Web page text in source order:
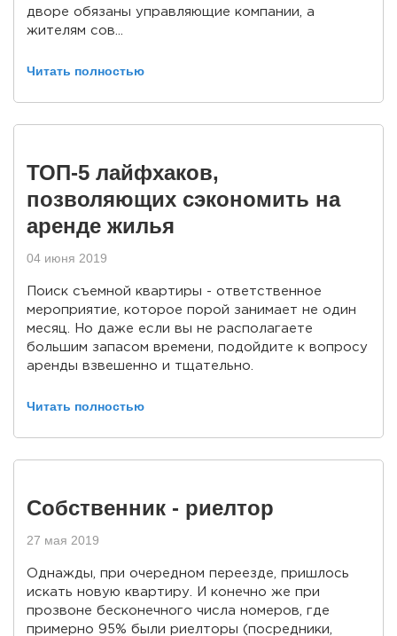
дворе обязаны управляющие компании, а
жителям сов...
Читать полностью
ТОП-5 лайфхаков,
позволяющих сэкономить на
аренде жилья
04 июня 2019
Поиск съемной квартиры - ответственное
мероприятие, которое порой занимает не один
месяц. Но даже если вы не располагаете
большим запасом времени, подойдите к вопросу
аренды взвешенно и тщательно.
Читать полностью
Собственник - риелтор
27 мая 2019
Однажды, при очередном переезде, пришлось
искать новую квартиру. И конечно же при
прозвоне бесконечного числа номеров, где
примерно 95% были риелторы (посредники,